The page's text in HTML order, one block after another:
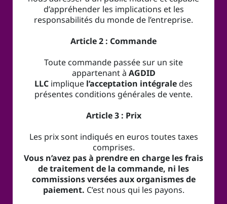
d’appréhender les implications et les
responsabilités du monde de l’entreprise.
Article 2 : Commande
Toute commande passée sur un site
appartenant à AGDID
LLC implique l’acceptation intégraledes
présentes conditions générales de vente.
Article 3 : Prix
Les prix sont indiqués en euros toutes taxes
comprises.
Vous n’avez pas à prendre en charge les frais
de traitement de la commande, ni les
commissions versées aux organismes de
paiement. C’est nous qui les payons.